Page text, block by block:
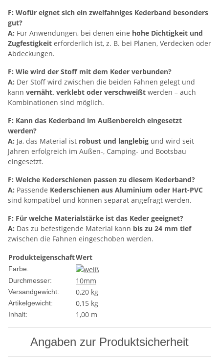
F: Wofür eignet sich ein zweifahniges Kederband besonders
gut?
A: Für Anwendungen, bei denen eine hohe Dichtigkeit und
Zugfestigkeit erforderlich ist, z. B. bei Planen, Verdecken oder
Abdeckungen.
F: Wie wird der Stoff mit dem Keder verbunden?
A: Der Stoff wird zwischen die beiden Fahnen gelegt und
kann vernäht, verklebt oder verschweißt werden – auch
Kombinationen sind möglich.
F: Kann das Kederband im Außenbereich eingesetzt
werden?
A: Ja, das Material ist robust und langlebig und wird seit
Jahren erfolgreich im Außen-, Camping- und Bootsbau
eingesetzt.
F: Welche Kederschienen passen zu diesem Kederband?
A: Passende Kederschienen aus Aluminium oder Hart-PVC
sind kompatibel und können separat angefragt werden.
F: Für welche Materialstärke ist das Keder geeignet?
A: Das zu befestigende Material kann bis zu 24 mm tief
zwischen die Fahnen eingeschoben werden.
ProdukteigenschaftWert
Farbe:
Durchmesser:
10mm
Versandgewicht: 0,20 kg
Artikelgewicht: 0,15 kg
Inhalt: 1,00 m
Angaben zur Produktsicherheit